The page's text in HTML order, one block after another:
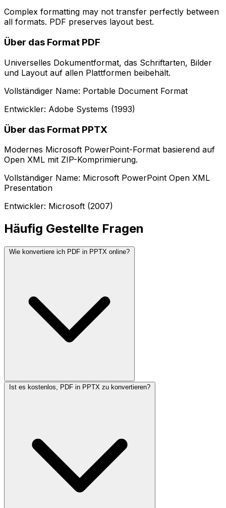
Complex formatting may not transfer perfectly between
all formats. PDF preserves layout best.
Über das Format PDF
Universelles Dokumentformat, das Schriftarten, Bilder
und Layout auf allen Plattformen beibehält.
Vollständiger Name: Portable Document Format
Entwickler: Adobe Systems (1993)
Über das Format PPTX
Modernes Microsoft PowerPoint-Format basierend auf
Open XML mit ZIP-Komprimierung.
Vollständiger Name: Microsoft PowerPoint Open XML
Presentation
Entwickler: Microsoft (2007)
Häufig Gestellte Fragen
Wie konvertiere ich PDF in PPTX online?
Ist es kostenlos, PDF in PPTX zu konvertieren?